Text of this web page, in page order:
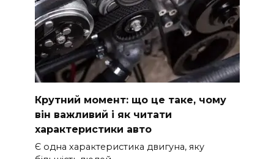
Крутний момент: що це таке, чому
він важливий і як читати
характеристики авто
Є одна характеристика двигуна, яку